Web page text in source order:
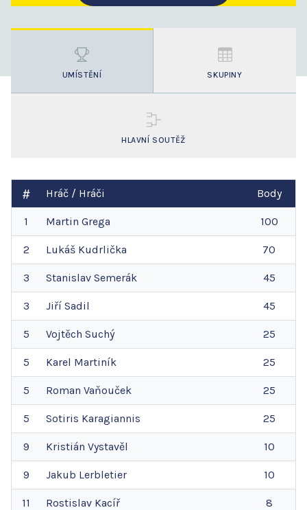
UMÍSTĚNÍ SKUPINY
HLAVNÍ SOUTĚŽ
Hráč / Hráči Body
1 Martin Grega 100
2 Lukáš Kudrlička 70
3 Stanislav Semerák 45
3 Jiří Sadil 45
5 Vojtěch Suchý 25
5 Karel Martiník 25
5 Roman Vaňouček 25
5 Sotiris Karagiannis 25
9 Kristián Vystavěl 10
9 Jakub Lerbletier 10
11 Rostislav Kacíř 8